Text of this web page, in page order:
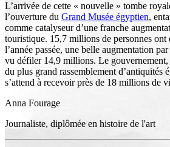
L’arrivée de cette « nouvelle » tombe
l’ouverture du Grand Musée égyptien,
comme catalyseur d’une franche
touristique. 15,7 millions de personnes ont
l’année passée, une belle augmentation
vu défiler 14,9 millions. Le gouvernement,
du plus grand rassemblement d’antiquités
s’attend à recevoir près de 18 millions de
Anna Fourage
Journaliste, diplômée en histoire de l'art